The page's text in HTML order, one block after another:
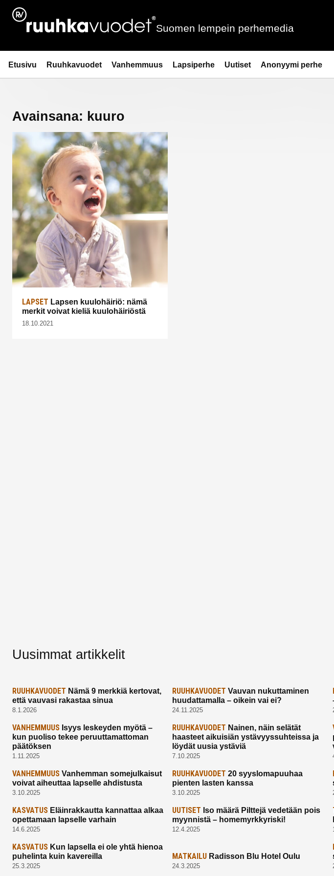
Siirry
sisältöön
Ruuhkavuodet.fi
Suomen lempein perhemedia
Etusivu Ruuhkavuodet Vanhemmuus Lapsiperhe Uutiset Anonyymi perhe
Avainsana: kuuro
LAPSET Lapsen kuulohäiriö: nämä
merkit voivat kieliä kuulohäiriöstä
18.10.2021
Uusimmat artikkelit
RUUHKAVUODET Nämä 9 merkkiä kertovat,
että vauvasi rakastaa sinua
8.1.2026
RUUHKAVUODET Vauvan nukuttaminen
huudattamalla – oikein vai ei?
24.11.2025
VANHEMMUUS Isyys leskeyden myötä –
kun puoliso tekee peruuttamattoman
päätöksen
1.11.2025
RUUHKAVUODET Nainen, näin selätät
haasteet aikuisiän ystävyyssuhteissa ja
löydät uusia ystäviä
7.10.2025
VANHEMMUUS Vanhemman somejulkaisut
voivat aiheuttaa lapselle ahdistusta
3.10.2025
RUUHKAVUODET 20 syyslomapuuhaa
pienten lasten kanssa
3.10.2025
KASVATUS Eläinrakkautta kannattaa alkaa
opettamaan lapselle varhain
14.6.2025
UUTISET Iso määrä Pilttejä vedetään pois
myynnistä – homemyrkkyriski!
12.4.2025
KASVATUS Kun lapsella ei ole yhtä hienoa
puhelinta kuin kavereilla
25.3.2025
MATKAILU Radisson Blu Hotel Oulu
24.3.2025